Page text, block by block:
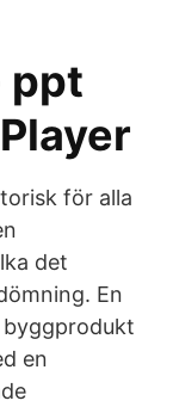
ppt
för alla
det
En
byggprodukt
en